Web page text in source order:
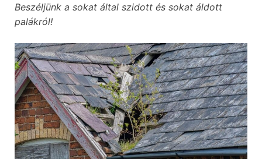
Beszéljünk a sokat által szidott és sokat áldott
palákról!